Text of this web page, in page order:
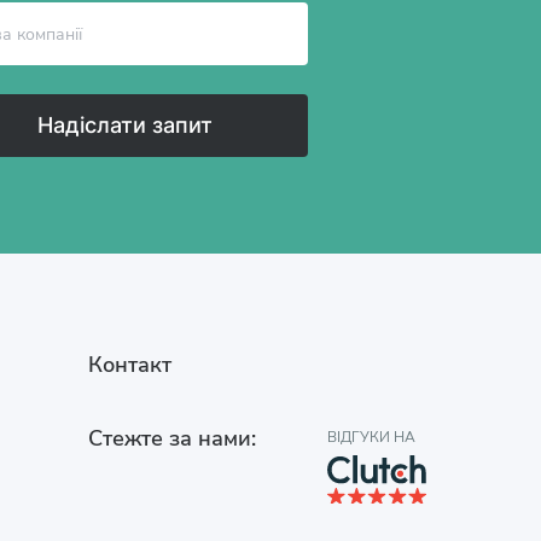
Надіслати запит
Контакт
Стежте за нами: ВІДГУКИ НА